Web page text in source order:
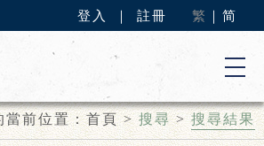
登入 註冊 繁 简
當前位置：首頁> 搜尋>搜尋結果